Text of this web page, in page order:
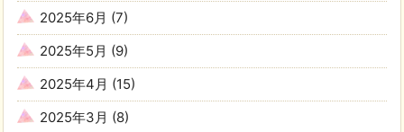
2025年6月 (7)
2025年5月 (9)
2025年4月 (15)
2025年3月 (8)